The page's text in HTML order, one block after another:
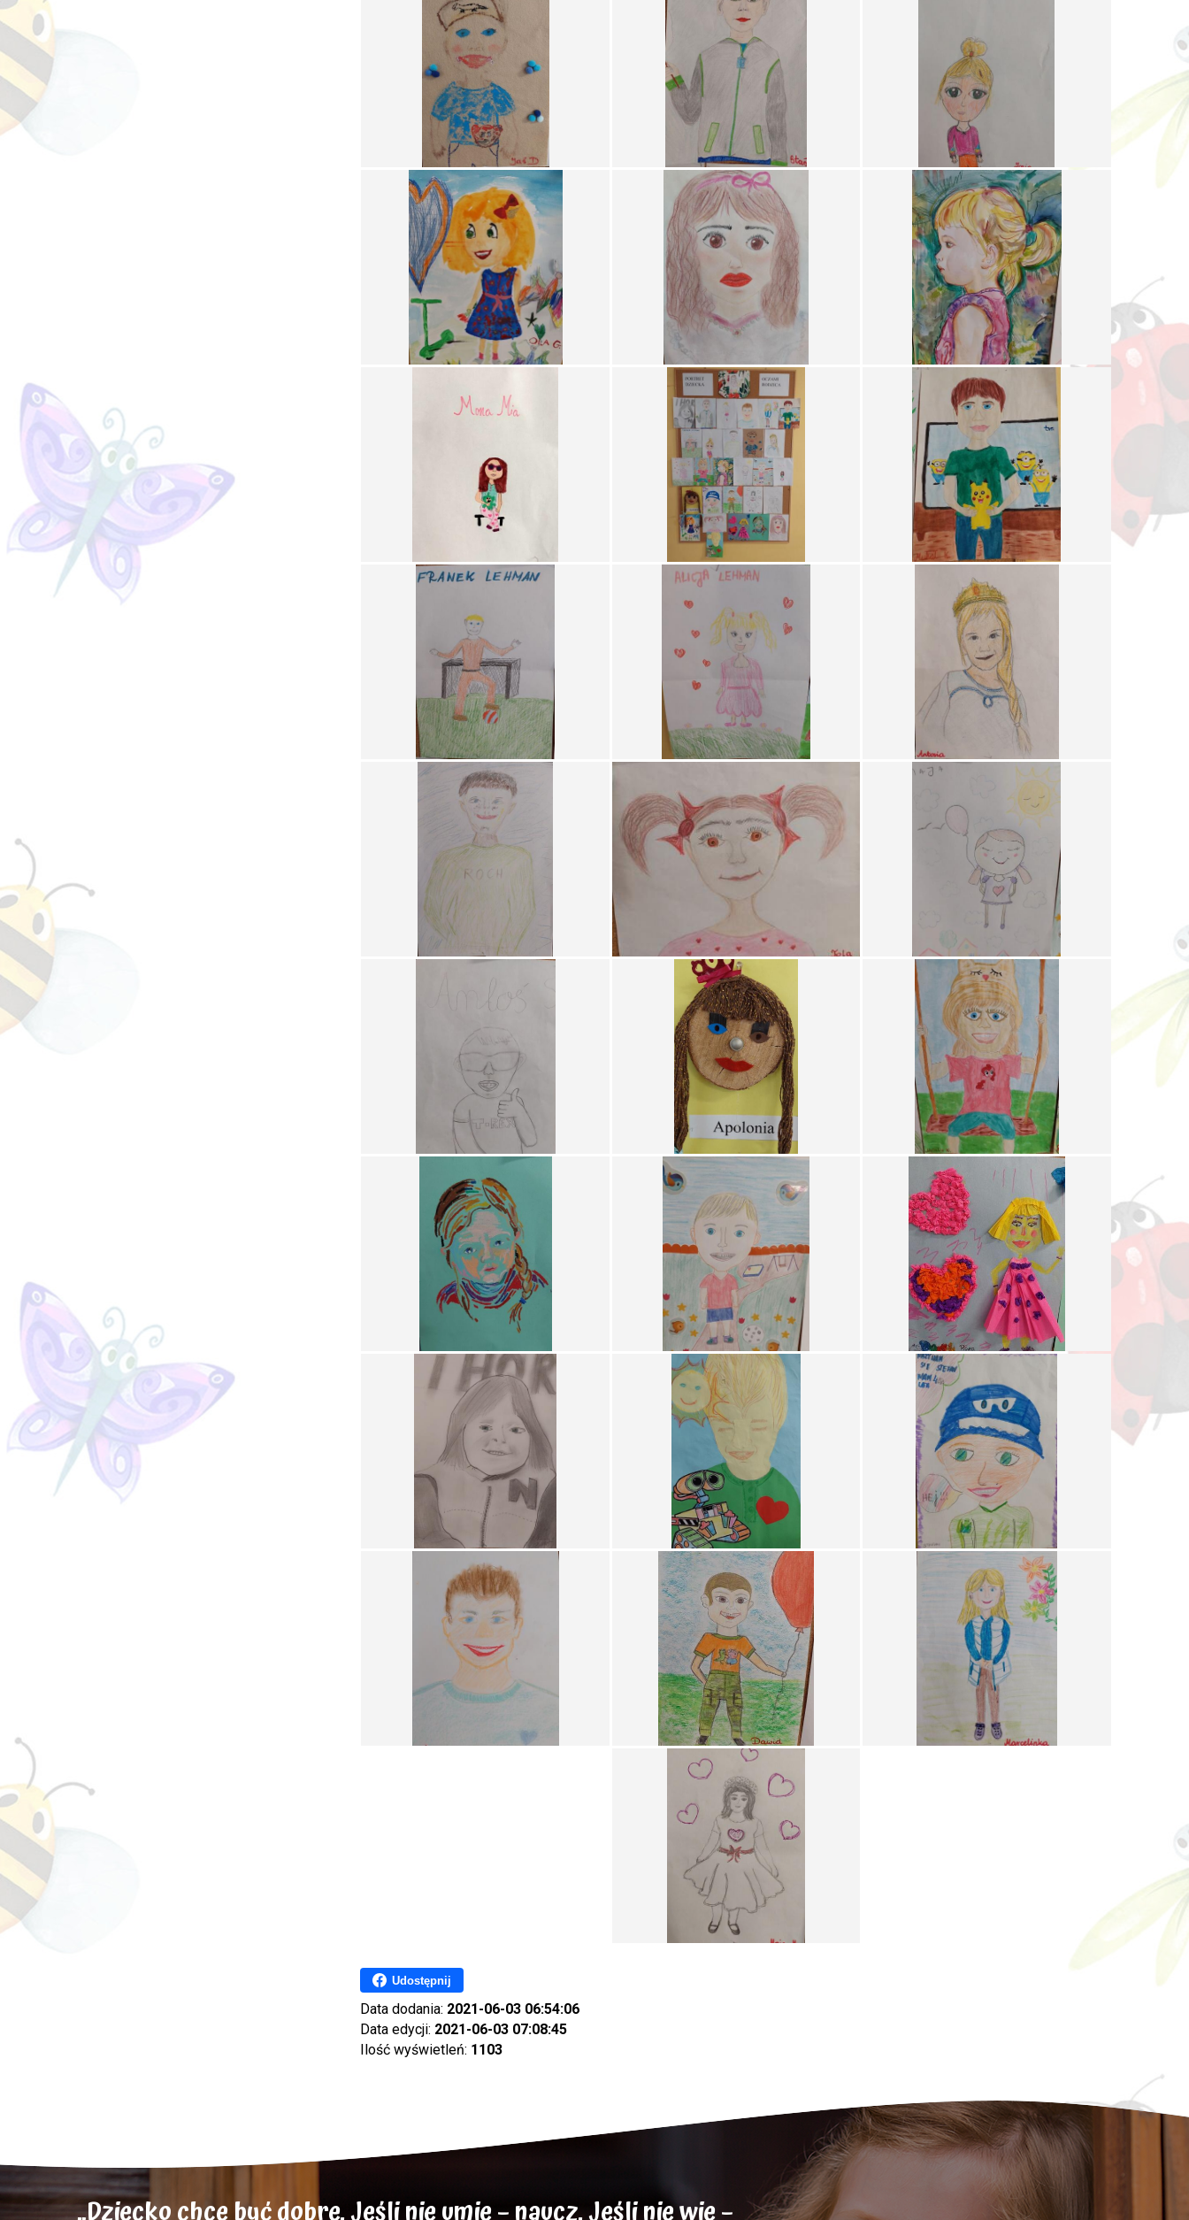
Udostępnij
Data dodania: 2021-06-03 06:54:06
Data edycji: 2021-06-03 07:08:45
Ilość wyświetleń: 1103